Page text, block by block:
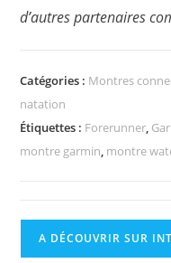
d’autres partenaires
Catégories : Montres
natation
Étiquettes : Forerunner,
montre garmin, montre
A DÉCOUVRIR SUR